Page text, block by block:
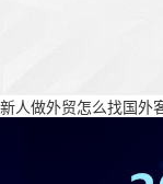
新人做外贸怎么找国